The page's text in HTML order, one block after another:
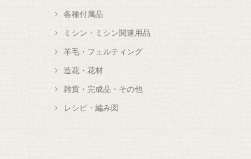
各種付属品
ミシン・ミシン関連用品
羊毛・フェルティング
造花・花材
雑貨・完成品・その他
レシピ・編み図